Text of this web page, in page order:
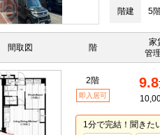
階建 5
間取図 階
家
管
2階
即入居可
9.8
1分で完結！聞きた